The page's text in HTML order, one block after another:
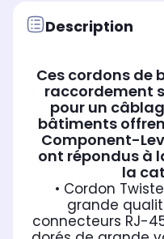
Description
Ces cordons de
raccordement
pour un
bâtiments
Component-
ont répondus à
la
• Cordon
grande
connecteurs RJ-